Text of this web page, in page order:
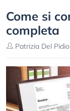
Come si
completa
Patrizia Del Pidio